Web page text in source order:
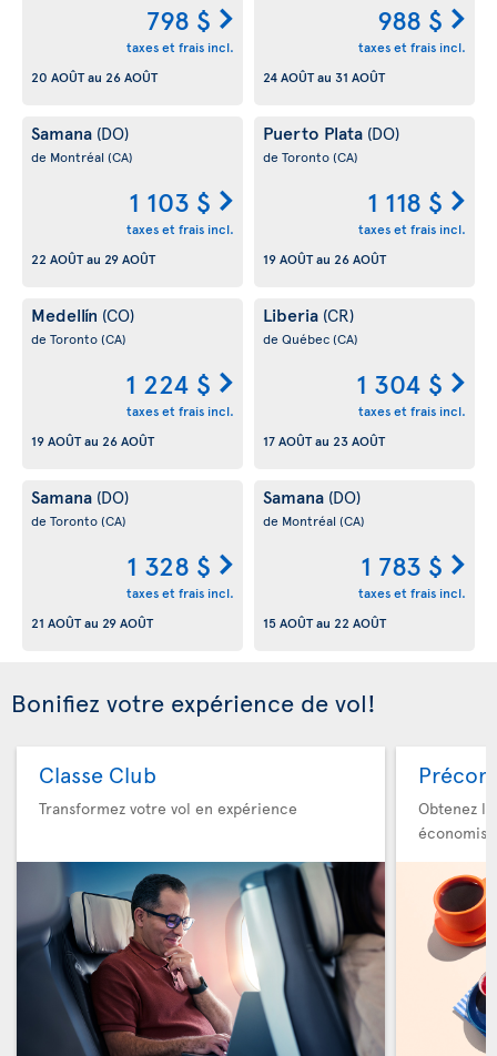
798 $
taxes et frais incl.
20 AOÛTau 26 AOÛT
988 $
taxes et frais incl.
24 AOÛTau 31 AOÛT
Samana (DO)
de Montréal (CA)
1 103 $
taxes et frais incl.
22 AOÛTau 29 AOÛT
Puerto Plata (DO)
de Toronto(CA)
1 118 $
taxes et frais incl.
19 AOÛTau 26 AOÛT
Medellín (CO)
de Toronto(CA)
1 224 $
taxes et frais incl.
19 AOÛTau 26 AOÛT
Liberia (CR)
de Québec(CA)
1 304 $
taxes et frais incl.
17 AOÛTau 23 AOÛT
Samana (DO)
de Toronto(CA)
1 328 $
taxes et frais incl.
21 AOÛTau 29 AOÛT
Samana (DO)
de Montréal (CA)
1 783 $
taxes et frais incl.
15 AOÛTau 22 AOÛT
Bonifiez votre expérience de vol!
Classe Club
Transformez votre vol en expérience
Obtenez